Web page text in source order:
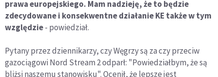
prawa europejskiego. Mam nadzieję, że to będzie
zdecydowane i konsekwentne działanie KE także w tym
względzie- powiedział.
Pytany przez dziennikarzy, czy Węgrzy są za czy przeciw
gazociągowi Nord Stream 2 odparł: "Powiedziałbym, że są
bliżsi naszemu stanowisku". Ocenił, że lepsze jest